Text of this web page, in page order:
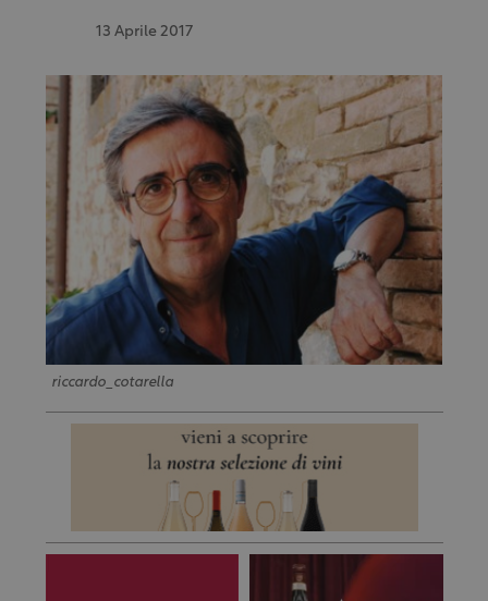
13 Aprile 2017
riccardo_cotarella